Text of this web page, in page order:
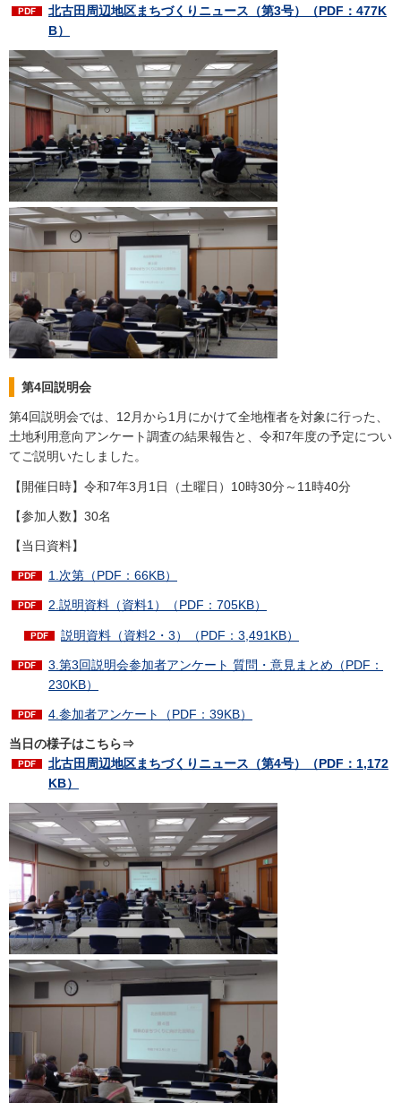
北古田周辺地区まちづくりニュース（第3号）
（PDF：477K
B）
第4回説明会
第4回説明会では、12月から1月にかけて全地権者を対象に行った、
土地利用意向アンケート調査の結果報告と、令和7年度の予定につい
てご説明いたしました。
【開催日時】令和7年3月1日（土曜日）10時30分～11時40分
【参加人数】30名
【当日資料】
1.次第（PDF：66KB）
2.説明資料（資料1）（PDF：705KB）
説明資料（資料2・3）（PDF：3,491KB）
3.第3回説明会参加者アンケート 質問・意見まとめ（PDF：
230KB）
4.参加者アンケート（PDF：39KB）
当日の様子はこちら⇒
北古田周辺地区まちづくりニュース（第4号）
（PDF：1,172
KB）